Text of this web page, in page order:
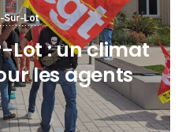
Sur-Lot
: un climat
les agents